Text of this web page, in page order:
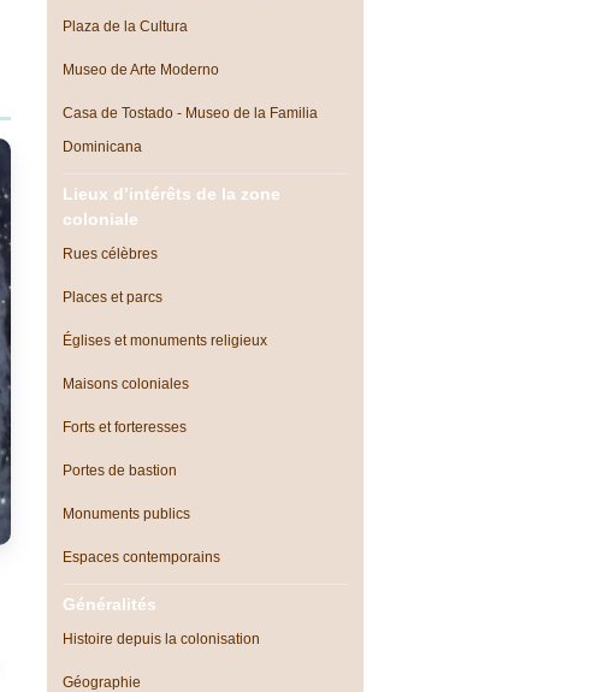
Plaza de la Cultura
Museo de Arte Moderno
Casa de Tostado - Museo de la Familia
Dominicana
Lieux d’intérêts de la zone
coloniale
Rues célèbres
Places et parcs
Églises et monuments religieux
Maisons coloniales
Forts et forteresses
Portes de bastion
Monuments publics
Espaces contemporains
Généralités
Histoire depuis la colonisation
Géographie